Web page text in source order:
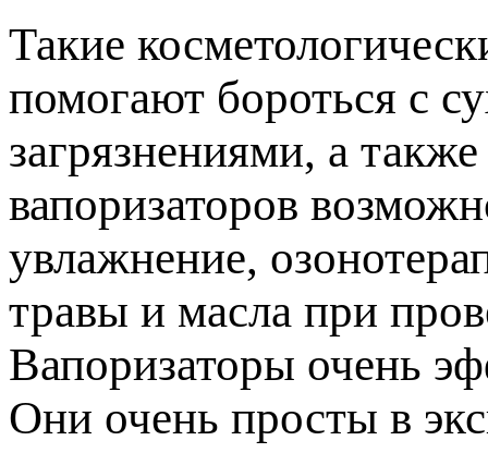
Такие
помогают бороться с
загрязнениями, а
вапоризаторов
увлажнение,
травы и масла при
Вапоризаторы очень
Они очень просты в